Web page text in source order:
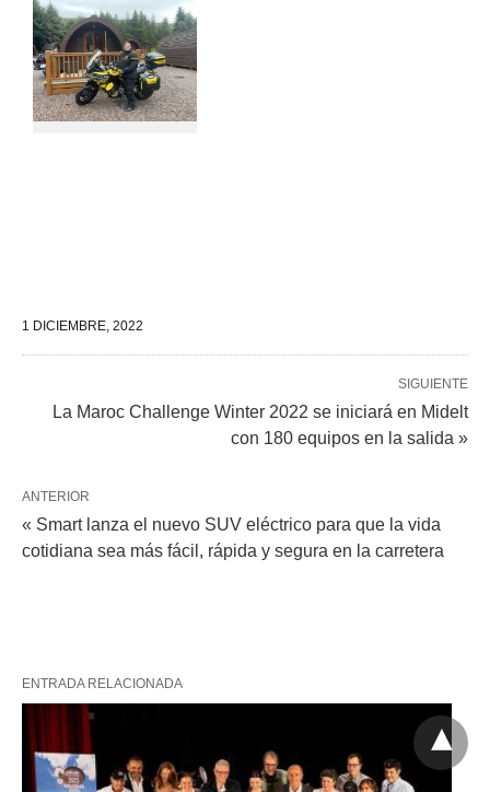
1 DICIEMBRE, 2022
SIGUIENTE
La Maroc Challenge Winter 2022 se iniciará en Midelt
con 180 equipos en la salida »
ANTERIOR
« Smart lanza el nuevo SUV eléctrico para que la vida
cotidiana sea más fácil, rápida y segura en la carretera
ENTRADA RELACIONADA